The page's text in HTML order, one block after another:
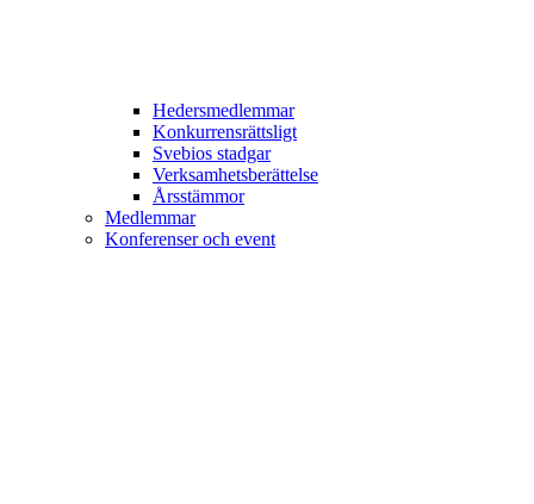
Hedersmedlemmar
Konkurrensrättsligt
Svebios stadgar
Verksamhetsberättelse
Årsstämmor
Medlemmar
Konferenser och event